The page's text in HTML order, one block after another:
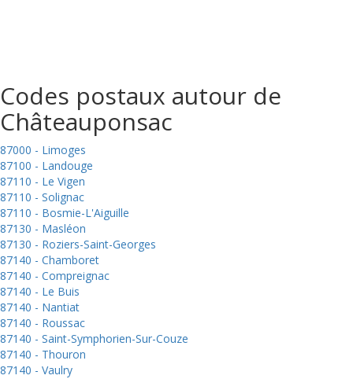
Codes postaux autour de
Châteauponsac
87000 - Limoges
87100 - Landouge
87110 - Le Vigen
87110 - Solignac
87110 - Bosmie-L'Aiguille
87130 - Masléon
87130 - Roziers-Saint-Georges
87140 - Chamboret
87140 - Compreignac
87140 - Le Buis
87140 - Nantiat
87140 - Roussac
87140 - Saint-Symphorien-Sur-Couze
87140 - Thouron
87140 - Vaulry